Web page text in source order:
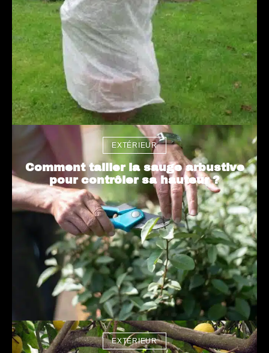
EXTÉRIEUR
Comment tailler la sauge arbustive
pour contrôler sa hauteur ?
EXTÉRIEUR